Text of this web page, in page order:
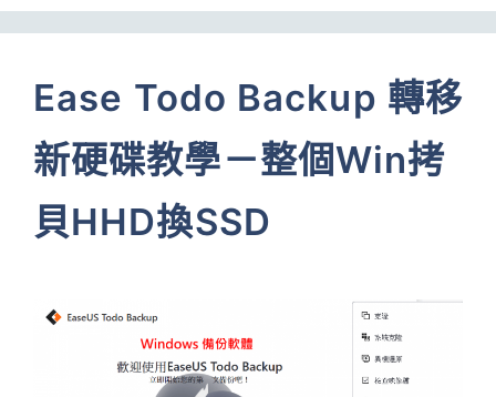
Ease Todo Backup 轉移
新硬碟教學－整個Win拷
貝HHD換SSD